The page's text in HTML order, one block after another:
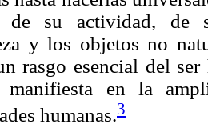
de su actividad, de
y los objetos no
rasgo esencial del
manifiesta en la
humanas.3